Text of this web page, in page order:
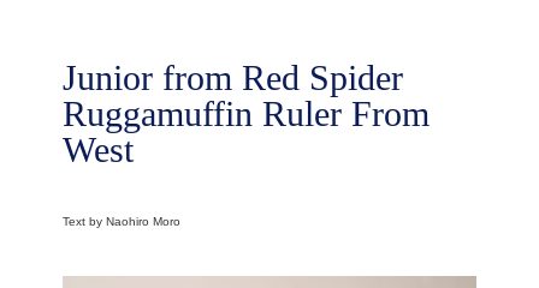
Junior from Red Spider
Ruggamuffin Ruler From
West
Text by Naohiro Moro